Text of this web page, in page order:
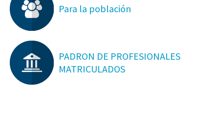
Para la población
PADRON DE PROFESIONALES
MATRICULADOS